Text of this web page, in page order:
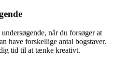
når du forsøger at
have forskellige antal bogstaver.
tid til at tænke kreativt.